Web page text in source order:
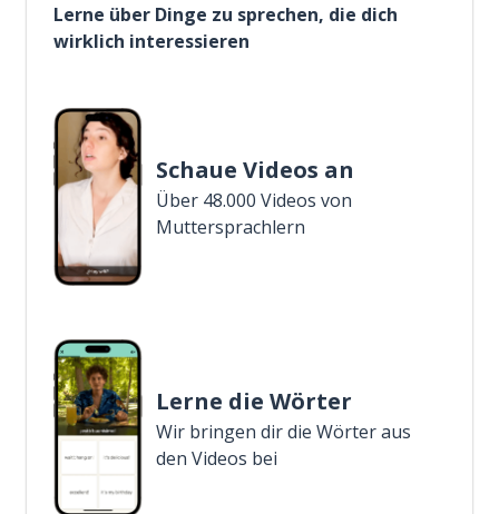
Lerne über Dinge zu sprechen, die dich
wirklich interessieren
Schaue Videos an
Über 48.000 Videos von
Muttersprachlern
Lerne die Wörter
Wir bringen dir die Wörter aus
den Videos bei